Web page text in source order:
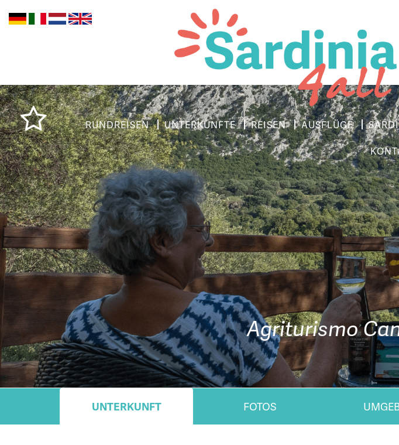
RUNDREISEN UNTERKÜNFTE REISEN AUSFLÜGE
Agriturismo
UNTERKUNFT FOTOS